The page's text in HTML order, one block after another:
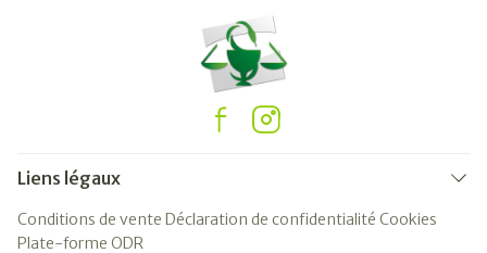
Liens légaux
Conditions de vente Déclaration de confidentialité Cookies
Plate-forme ODR